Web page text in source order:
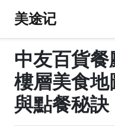
美途记
中友百貨
樓層美食
與點餐秘訣